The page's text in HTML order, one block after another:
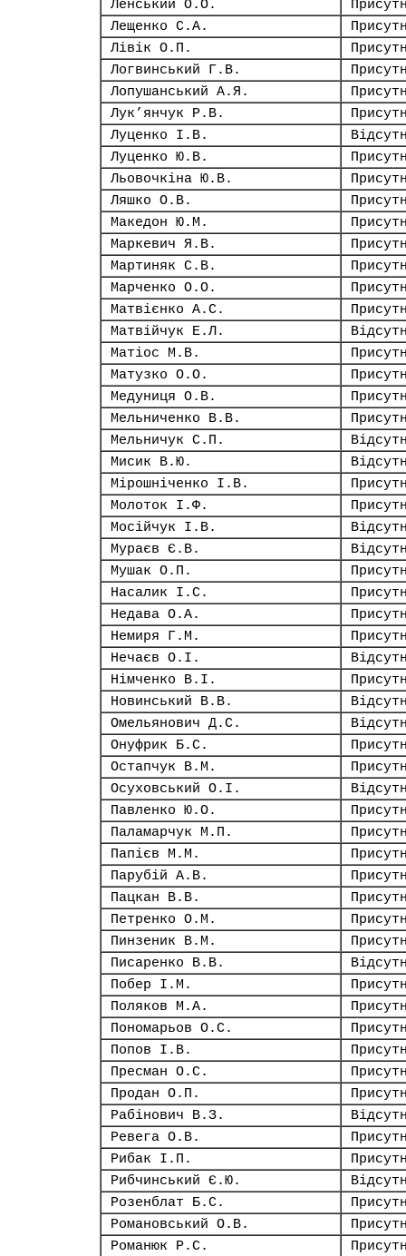
Ленський О.О.
Лещенко С.А.
Лівік О.П.
Логвинський Г.В.
Лопушанський А.Я.
Лук’янчук Р.В.
Луценко І.В.
Луценко Ю.В.
Льовочкіна Ю.В.
Ляшко О.В.
Македон Ю.М.
Маркевич Я.В.
Мартиняк С.В.
Марченко О.О.
Матвієнко А.С.
Матвійчук Е.Л.
Матіос М.В.
Матузко О.О.
Медуниця О.В.
Мельниченко В.В.
Мельничук С.П.
Мисик В.Ю.
Мірошніченко І.В.
Молоток І.Ф.
Мосійчук І.В.
Мураєв Є.В.
Мушак О.П.
Насалик І.С.
Недава О.А.
Немиря Г.М.
Нечаєв О.І.
Німченко В.І.
Новинський В.В.
Омельянович Д.С.
Онуфрик Б.С.
Остапчук В.М.
Осуховський О.І.
Павленко Ю.О.
Паламарчук М.П.
Папієв М.М.
Парубій А.В.
Пацкан В.В.
Петренко О.М.
Пинзеник В.М.
Писаренко В.В.
Побер І.М.
Поляков М.А.
Пономарьов О.С.
Попов І.В.
Пресман О.С.
Продан О.П.
Рабінович В.З.
Ревега О.В.
Рибак І.П.
Рибчинський Є.Ю.
Розенблат Б.С.
Романовський О.В.
Романюк Р.С.